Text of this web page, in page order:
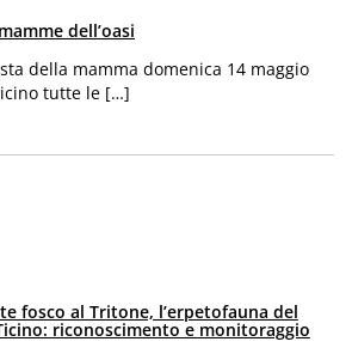
dell’oasi
della mamma domenica 14 maggio
tutte le […]
fosco al Tritone, l’erpetofauna del
riconoscimento e monitoraggio